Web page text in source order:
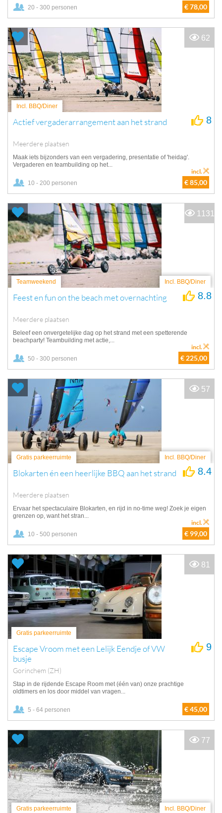
20 - 300 personen € 78,00
Incl. BBQ/Diner
Actief vergaderarrangement aan het strand
Meerdere plaatsen
8
Maak iets bijzonders van een vergadering, presentatie of 'heidag'.
Vergaderen en teambuilding op het...
10 - 200 personen € 85,00
incl.
62
Teamweekend Incl. BBQ/Diner
Feest en fun on the beach met overnachting
Meerdere plaatsen
8.8
Beleef een onvergetelijke dag op het strand met een spetterende
beachparty! Teambuilding met actie,...
50 - 300 personen € 225,00
incl.
1131
Gratis parkeerruimte Incl. BBQ/Diner
Blokarten én een heerlijke BBQ aan het strand
Meerdere plaatsen
8.4
Ervaar het spectaculaire Blokarten, en rijd in no-time weg! Zoek je eigen
grenzen op, want het stran...
10 - 500 personen € 99,00
incl.
57
Gratis parkeerruimte
Escape Vroom met een Lelijk Eendje of VW
busje
Gorinchem (ZH)
9
Stap in de rijdende Escape Room met (één van) onze prachtige
oldtimers en los door middel van vragen...
5 - 64 personen € 45,00
81
Gratis parkeerruimte Incl. BBQ/Diner
77